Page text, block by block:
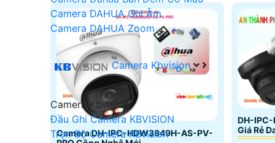
Camera DAHUA Ghi Âm
Camera DAHUA Zoom
Camera Kbvision
Camera Kbvision
Đầu Ghi Camera KBVISION
Trọn Bộ Camera KBvision
Camera DH-IPC-HDW3849H-AS-PV-
DH-
Giá Rẻ